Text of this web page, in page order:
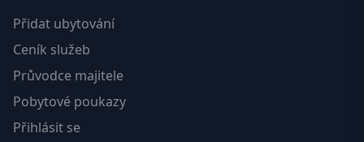
Přidat ubytování
Ceník služeb
Průvodce majitele
Pobytové poukazy
Přihlásit se